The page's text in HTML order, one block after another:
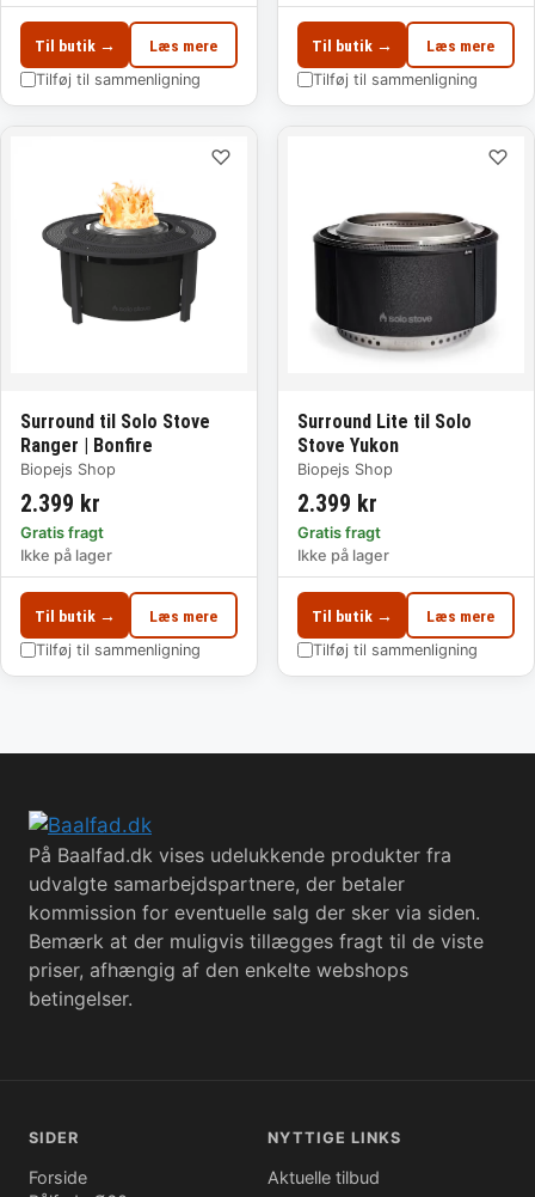
Til butik → Læs mere
Tilføj til sammenligning
Til butik → Læs mere
Tilføj til sammenligning
♡
Surround til Solo Stove
Ranger | Bonfire
Biopejs Shop
2.399 kr
Gratis fragt
Ikke på lager
Til butik → Læs mere
Tilføj til sammenligning
♡
Surround Lite til Solo
Stove Yukon
Biopejs Shop
2.399 kr
Gratis fragt
Ikke på lager
Til butik → Læs mere
Tilføj til sammenligning
På Baalfad.dk vises udelukkende produkter fra
udvalgte samarbejdspartnere, der betaler
kommission for eventuelle salg der sker via siden.
Bemærk at der muligvis tillægges fragt til de viste
priser, afhængig af den enkelte webshops
betingelser.
SIDER
Forside
NYTTIGE LINKS
Aktuelle tilbud